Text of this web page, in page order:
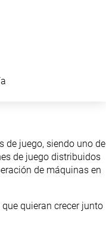
de juego, siendo uno de
de juego distribuidos
de máquinas en
quieran crecer junto